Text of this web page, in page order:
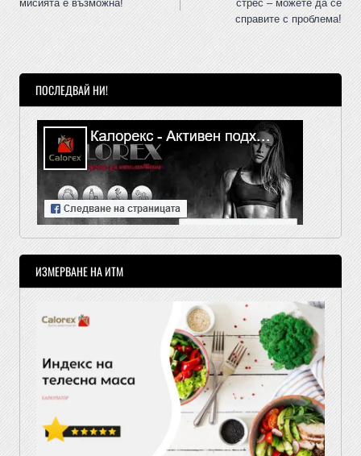
мисията е възможна!
стрес – можете да се
справите с проблема!
ПОСЛЕДВАЙ НИ!
ИЗМЕРВАНЕ НА ИТМ